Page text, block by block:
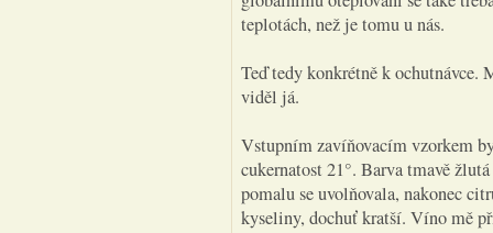
teplotách, než je tomu u nás.
Teď tedy konkrétně k
viděl já.
Vstupním zavíňovacím vzorkem
cukernatost 21°. Barva tmavě
pomalu se uvolňovala, nakonec
kyseliny, dochuť kratší. Víno mě